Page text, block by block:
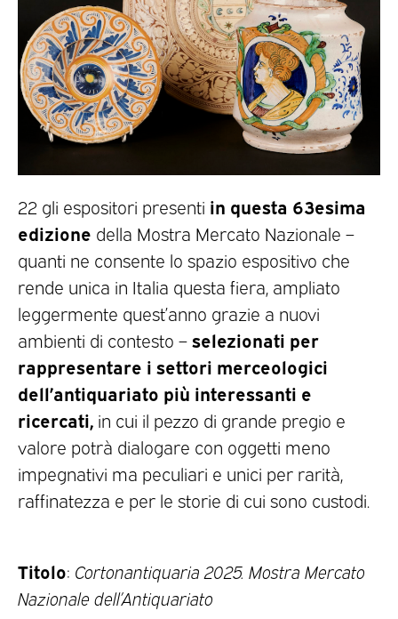
22 gli espositori presenti in questa 63esima
edizione della Mostra Mercato Nazionale –
quanti ne consente lo spazio espositivo che
rende unica in Italia questa fiera, ampliato
leggermente quest’anno grazie a nuovi
ambienti di contesto – selezionati per
rappresentare i settori merceologici
dell’antiquariato più interessanti e
ricercati, in cui il pezzo di grande pregio e
valore potrà dialogare con oggetti meno
impegnativi ma peculiari e unici per rarità,
raffinatezza e per le storie di cui sono custodi.
Titolo: Cortonantiquaria 2025. Mostra Mercato
Nazionale dell’Antiquariato